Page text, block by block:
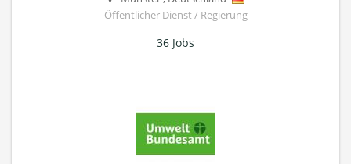
Öffentlicher Dienst / Regierung
36 Jobs